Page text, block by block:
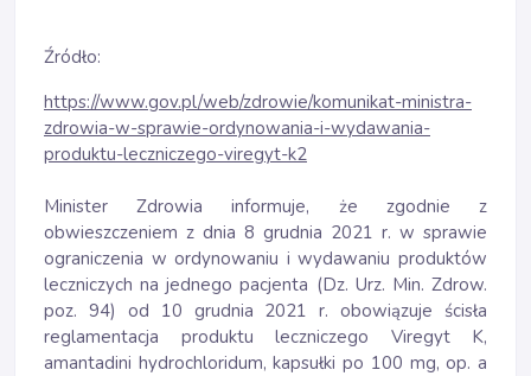
Źródło:
https://www.gov.pl/web/zdrowie/komunikat-ministra-
zdrowia-w-sprawie-ordynowania-i-wydawania-
produktu-leczniczego-viregyt-k2
Minister Zdrowia informuje, że zgodnie z
obwieszczeniem z dnia 8 grudnia 2021 r. w sprawie
ograniczenia w ordynowaniu i wydawaniu produktów
leczniczych na jednego pacjenta (Dz. Urz. Min. Zdrow.
poz. 94) od 10 grudnia 2021 r. obowiązuje ścisła
reglamentacja produktu leczniczego Viregyt K,
amantadini hydrochloridum, kapsułki po 100 mg, op. a